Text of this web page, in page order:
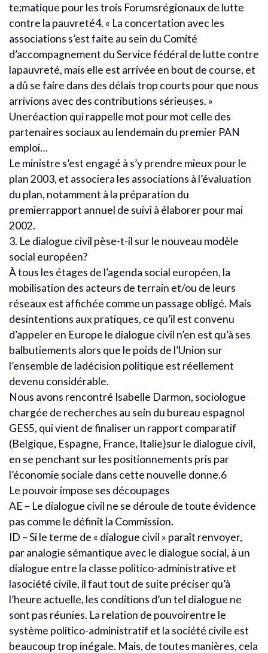
te;matique pour les trois Forumsrégionaux de lutte
contre la pauvreté4. « La concertation avec les
associations s’est faite au sein du Comité
d’accompagnement du Service fédéral de lutte contre
lapauvreté, mais elle est arrivée en bout de course, et
a dû se faire dans des délais trop courts pour que nous
arrivions avec des contributions sérieuses. »
Uneréaction qui rappelle mot pour mot celle des
partenaires sociaux au lendemain du premier PAN
emploi…
Le ministre s’est engagé à s’y prendre mieux pour le
plan 2003, et associera les associations à l’évaluation
du plan, notamment à la préparation du
premierrapport annuel de suivi à élaborer pour mai
2002.
3. Le dialogue civil pèse-t-il sur le nouveau modèle
social européen?
À tous les étages de l’agenda social européen, la
mobilisation des acteurs de terrain et/ou de leurs
réseaux est affichée comme un passage obligé. Mais
desintentions aux pratiques, ce qu’il est convenu
d’appeler en Europe le dialogue civil n’en est qu’à ses
balbutiements alors que le poids de l’Union sur
l’ensemble de ladécision politique est réellement
devenu considérable.
Nous avons rencontré Isabelle Darmon, sociologue
chargée de recherches au sein du bureau espagnol
GES5, qui vient de finaliser un rapport comparatif
(Belgique, Espagne, France, Italie)sur le dialogue civil,
en se penchant sur les positionnements pris par
l’économie sociale dans cette nouvelle donne.6
Le pouvoir impose ses découpages
AE – Le dialogue civil ne se déroule de toute évidence
pas comme le définit la Commission.
ID – Si le terme de « dialogue civil » paraît renvoyer,
par analogie sémantique avec le dialogue social, à un
dialogue entre la classe politico-administrative et
lasociété civile, il faut tout de suite préciser qu’à
l’heure actuelle, les conditions d’un tel dialogue ne
sont pas réunies. La relation de pouvoirentre le
système politico-administratif et la société civile est
beaucoup trop inégale. Mais, de toutes manières, cela